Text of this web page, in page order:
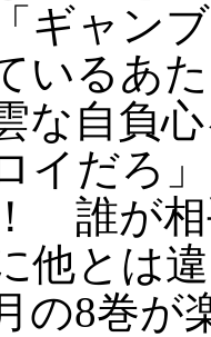
ギャン
いるあ
な自負
イだろ
誰が相
他とは
の8巻が